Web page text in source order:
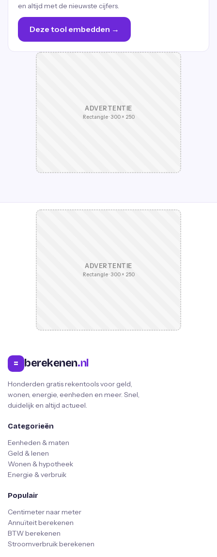
en altijd met de nieuwste cijfers.
Deze tool embedden →
ADVERTENTIE
Rectangle · 300 × 250
ADVERTENTIE
Rectangle · 300 × 250
= berekenen.nl
Honderden gratis rekentools voor geld,
wonen, energie, eenheden en meer. Snel,
duidelijk en altijd actueel.
Categorieën
Eenheden & maten
Geld & lenen
Wonen & hypotheek
Energie & verbruik
Populair
Centimeter naar meter
Annuïteit berekenen
BTW berekenen
Stroomverbruik berekenen